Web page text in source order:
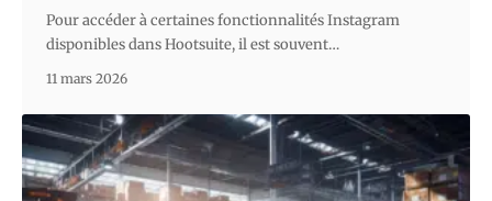
Pour accéder à certaines fonctionnalités Instagram
disponibles dans Hootsuite, il est souvent…
11 mars 2026